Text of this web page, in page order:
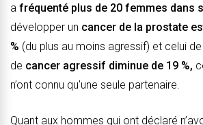
a fréquenté plus de 20 femmes dans
développer un cancer de la prostate
% (du plus au moins agressif) et celui
de cancer agressif diminue de 19 %,
n’ont connu qu’une seule partenaire.
Quant aux hommes qui ont déclaré